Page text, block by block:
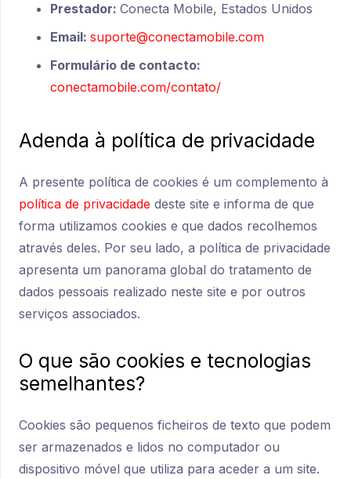
Prestador: Conecta Mobile, Estados Unidos
Email: suporte@conectamobile.com
Formulário de contacto:
conectamobile.com/contato/
Adenda à política de privacidade
A presente política de cookies é um complemento à
política de privacidade deste site e informa de que
forma utilizamos cookies e que dados recolhemos
através deles. Por seu lado, a política de privacidade
apresenta um panorama global do tratamento de
dados pessoais realizado neste site e por outros
serviços associados.
O que são cookies e tecnologias
semelhantes?
Cookies são pequenos ficheiros de texto que podem
ser armazenados e lidos no computador ou
dispositivo móvel que utiliza para aceder a um site.